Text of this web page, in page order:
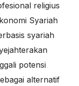
religius
Syariah
syariah
potensi
alternatif